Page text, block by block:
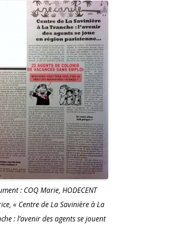
: COQ Marie, HODECENT
« Centre de La Savinière à La
: l’avenir des agents se jouent